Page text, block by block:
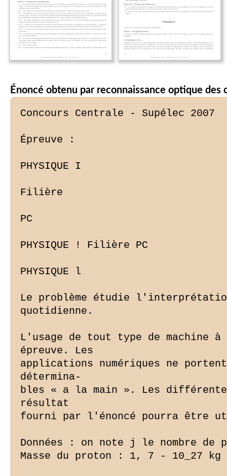
Énoncé obtenu par reconnaissance optique des
Concours Centrale - Supélec 2007
Épreuve :
PHYSIQUE I
Filière
PC
PHYSIQUE ! Filière PC
PHYSIQUE l
Le problème étudie
quotidienne.
L'usage de tout type de
épreuve. Les
applications numériques ne
détermina-
bles « a la main ». Les
résultat
fourni par l'énoncé pourra être
Données : on note j le nombre
Masse du proton : 1, 7 - 10_27